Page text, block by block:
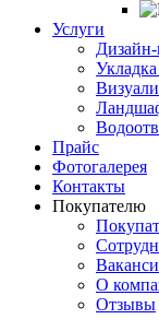
Услуги
Прайс
Фотогалерея
Контакты
Покупателю
О
Отзывы